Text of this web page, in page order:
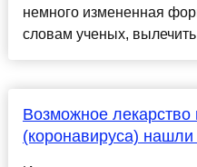
немного измененная
словам ученых, вылечить
Возможное лекарство
(коронавируса)